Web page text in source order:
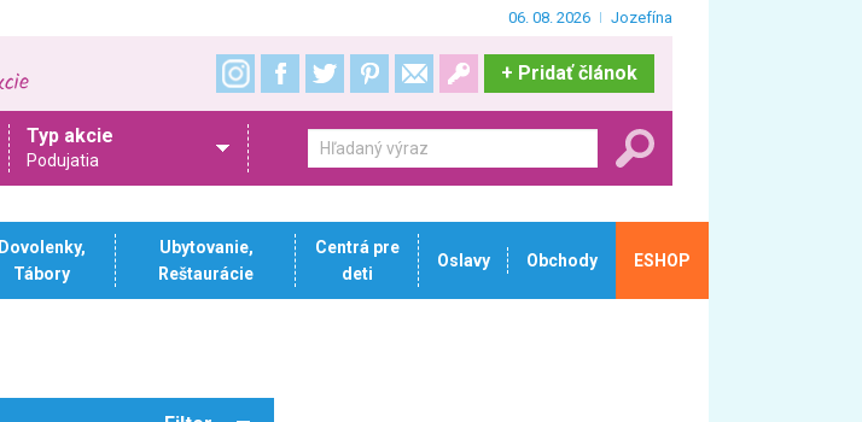
06. 08. 2026 Jozefína
+ Pridať článok
Typ akcie
Podujatia
Dovolenky,
Tábory
Ubytovanie,
Reštaurácie
Centrá pre
deti
Oslavy Obchody ESHOP